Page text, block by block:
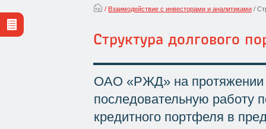
Взаимодействие с инвесторами и аналитиками
Структура долгового
ОАО «РЖД» на протяжении
последовательную работу
кредитного портфеля в